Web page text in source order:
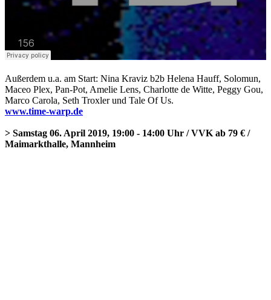
Außerdem u.a. am Start: Nina Kraviz b2b Helena Hauff, Solomun,
Maceo Plex, Pan-Pot, Amelie Lens, Charlotte de Witte, Peggy Gou,
Marco Carola, Seth Troxler und Tale Of Us.
www.time-warp.de
> Samstag 06. April 2019, 19:00 - 14:00 Uhr / VVK ab 79 € /
Maimarkthalle, Mannheim